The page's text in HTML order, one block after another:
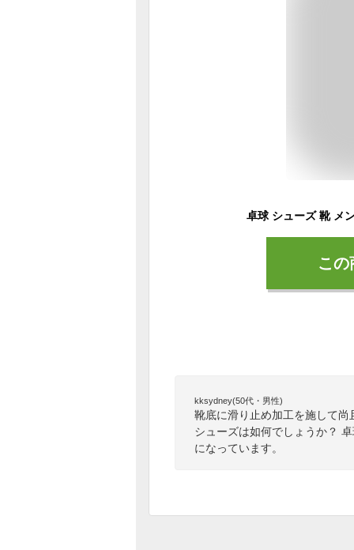
こ
kksydney(50代・男性)
靴底に滑り止め加工を施して
シューズは如何でしょうか？
になっています。